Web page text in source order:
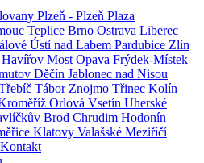
Plzeň - Plzeň Plaza
Teplice Brno Ostrava Liberec
Ústí nad Labem Pardubice Zlín
Havířov Most Opava Frýdek-Místek
Děčín Jablonec nad Nisou
Tábor Znojmo Třinec Kolín
Orlová Vsetín Uherské
Brod Chrudim Hodonín
Klatovy Valašské Meziříčí
Kontakt